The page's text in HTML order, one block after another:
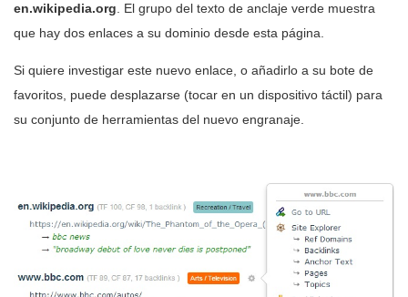
en.wikipedia.org. El grupo del texto de anclaje verde muestra
que hay dos enlaces a su dominio desde esta página.
Si quiere investigar este nuevo enlace, o añadirlo a su bote de
favoritos, puede desplazarse (tocar en un dispositivo táctil) para
su conjunto de herramientas del nuevo engranaje.